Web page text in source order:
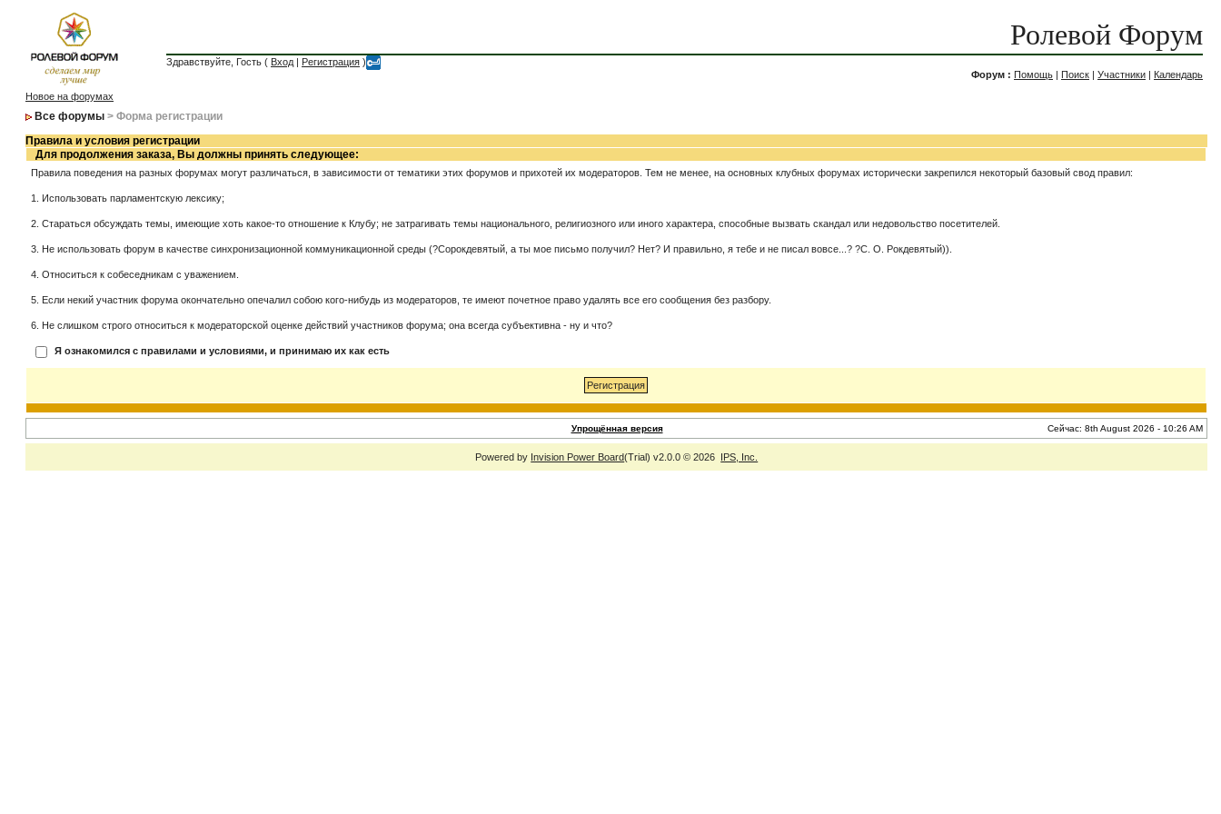
Ролевой Форум
Здравствуйте, Гость ( Вход | Регистрация )
Форум : Помощь | Поиск | Участники | Календарь
Новое на форумах
Все форумы > Форма регистрации
Правила и условия регистрации
Для продолжения заказа, Вы должны принять следующее:
Правила поведения на разных форумах могут различаться, в зависимости от тематики этих форумов и прихотей их модераторов. Тем не менее, на основных клубных форумах исторически закрепился некоторый базовый свод правил:
1. Использовать парламентскую лексику;
2. Стараться обсуждать темы, имеющие хоть какое-то отношение к Клубу; не затрагивать темы национального, религиозного или иного характера, способные вызвать скандал или недовольство посетителей.
3. Не использовать форум в качестве синхронизационной коммуникационной среды (?Сорокдевятый, а ты мое письмо получил? Нет? И правильно, я тебе и не писал вовсе...? ?С. О. Рокдевятый)).
4. Относиться к собеседникам с уважением.
5. Если некий участник форума окончательно опечалил собою кого-нибудь из модераторов, те имеют почетное право удалять все его сообщения без разбору.
6. Не слишком строго относиться к модераторской оценке действий участников форума; она всегда субъективна - ну и что?
Я ознакомился с правилами и условиями, и принимаю их как есть
Упрощённая версия Сейчас: 8th August 2026 - 10:26 AM
Powered by Invision Power Board(Trial) v2.0.0 © 2026 IPS, Inc.